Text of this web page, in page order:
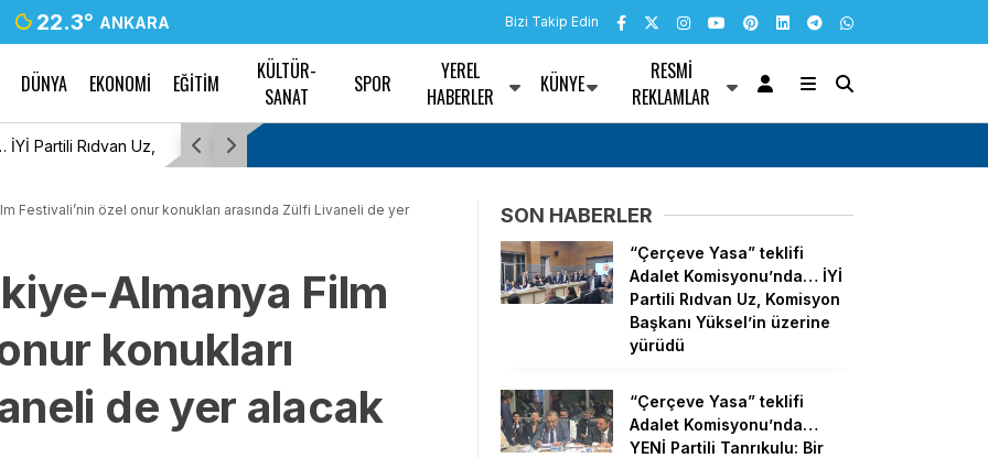
22.3° ANKARA Bizi Takip Edin
DÜNYA EKONOMİ EĞİTİM
KÜLTÜR-
SANAT
SPOR
YEREL
HABERLER
KÜNYE
RESMI
REKLAMLAR
Partili Rıdvan Uz, “Çerçeve Yasa” teklifi Adalet Komisyonu’nda… YENİ Partili
geleceğini bilmelidir
Festivali’nin özel onur konukları arasında Zülfi Livaneli de yer
Almanya Film
konukları
de yer alacak
SON HABERLER
“Çerçeve Yasa” teklifi
Adalet Komisyonu’nda… İYİ
Partili Rıdvan Uz, Komisyon
Başkanı Yüksel’in üzerine
yürüdü
“Çerçeve Yasa” teklifi
Adalet Komisyonu’nda…
YENİ Partili Tanrıkulu: Bir